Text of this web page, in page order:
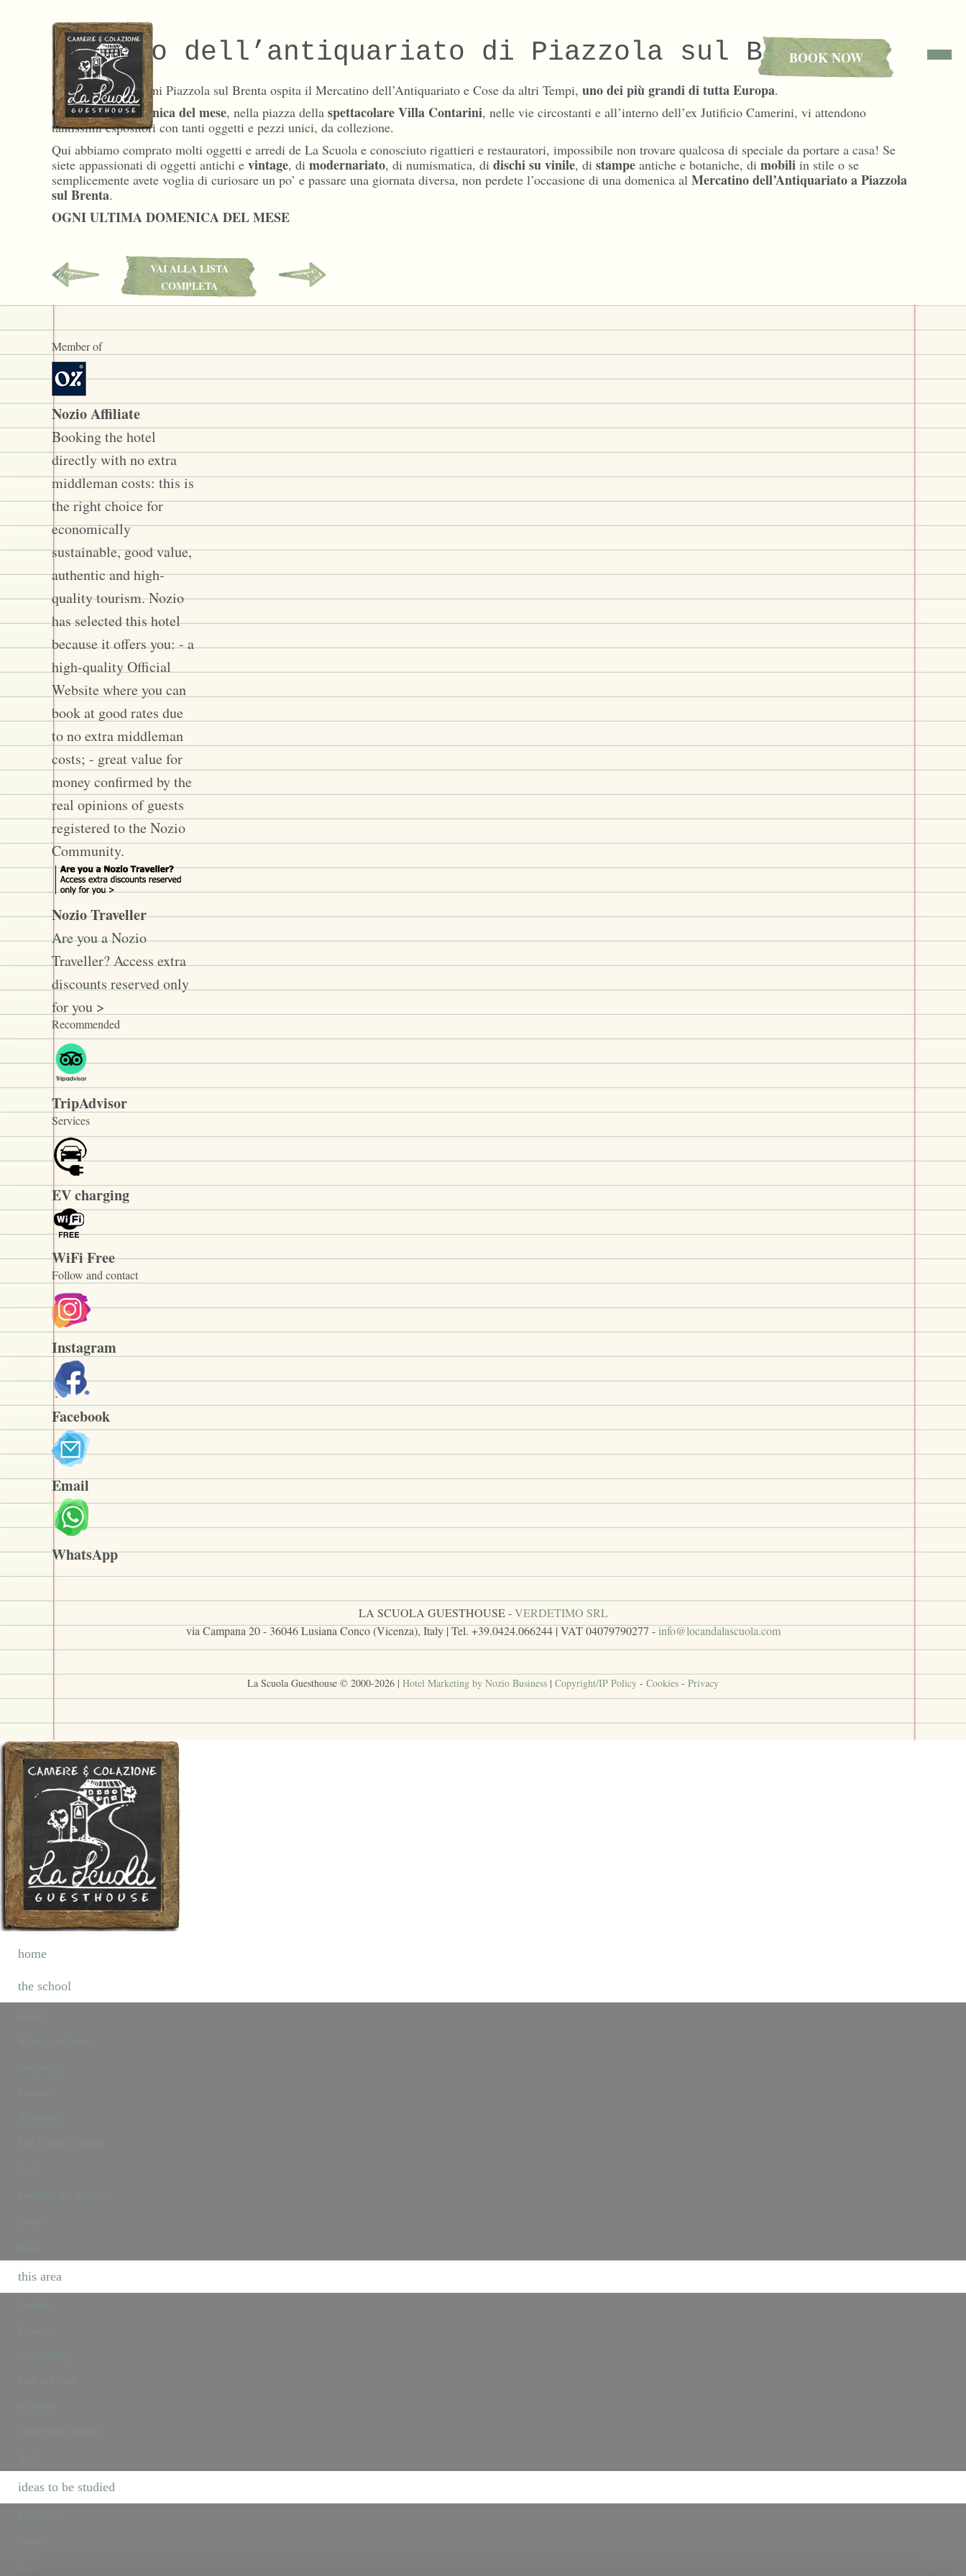
BOOK NOW
Mercato dell’antiquariato di Piazzola sul Brenta
Da oltre quarant’anni Piazzola sul Brenta ospita il Mercatino dell’Antiquariato e Cose da altri Tempi, uno dei più grandi di tutta Europa.
Ogni ultima domenica del mese, nella piazza della spettacolare Villa Contarini, nelle vie circostanti e all’interno dell’ex Jutificio Camerini, vi attendono
tantissimi espositori con tanti oggetti e pezzi unici, da collezione.
Qui abbiamo comprato molti oggetti e arredi de La Scuola e conosciuto rigattieri e restauratori, impossibile non trovare qualcosa di speciale da portare a casa! Se
siete appassionati di oggetti antichi e vintage, di modernariato, di numismatica, di dischi su vinile, di stampe antiche e botaniche, di mobili in stile o se
semplicemente avete voglia di curiosare un po’ e passare una giornata diversa, non perdete l’occasione di una domenica al Mercatino dell’Antiquariato a Piazzola
sul Brenta.
OGNI ULTIMA DOMENICA DEL MESE
VAI ALLA LISTA
COMPLETA
Member of
Nozio Affiliate
Booking the hotel
directly with no extra
middleman costs: this is
the right choice for
economically
sustainable, good value,
authentic and high-
quality tourism. Nozio
has selected this hotel
because it offers you: - a
high-quality Official
Website where you can
book at good rates due
to no extra middleman
costs; - great value for
money confirmed by the
real opinions of guests
registered to the Nozio
Community.
Nozio Traveller
Are you a Nozio
Traveller? Access extra
discounts reserved only
for you >
Recommended
TripAdvisor
Services
EV charging
WiFi Free
Follow and contact
Instagram
Facebook
Email
WhatsApp
LA SCUOLA GUESTHOUSE -VERDETIMO SRL
via Campana 20 - 36046 Lusiana Conco (Vicenza), Italy | Tel. +39.0424.066244 | VAT 04079790277 -info@locandalascuola.com
La Scuola Guesthouse © 2000-2026 | Hotel Marketing by Nozio Business | Copyright/IP Policy - Cookies - Privacy
home
the school
this area
ideas to be studied